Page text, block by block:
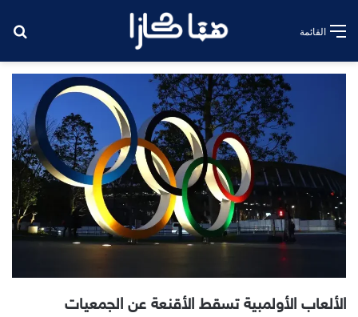
القائمة
الألعاب الأولمبية تسقط الأقنعة عن الجمعيات